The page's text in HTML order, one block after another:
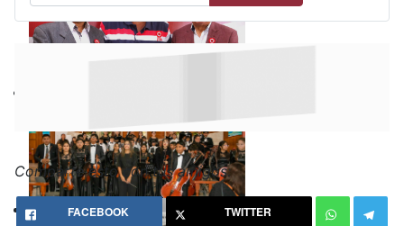
Type 2 or more characters for results.
Comparte esto con tus amigos:
FACEBOOK TWITTER